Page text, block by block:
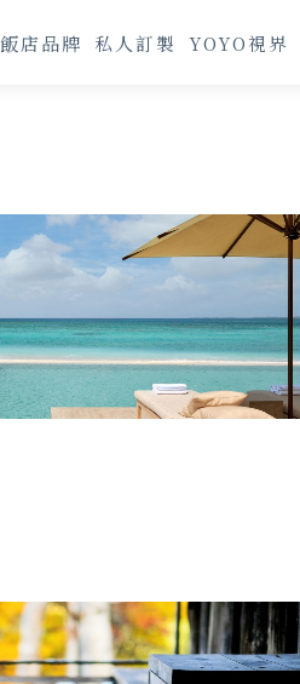
飯店品牌 私人訂製 YOYO視界